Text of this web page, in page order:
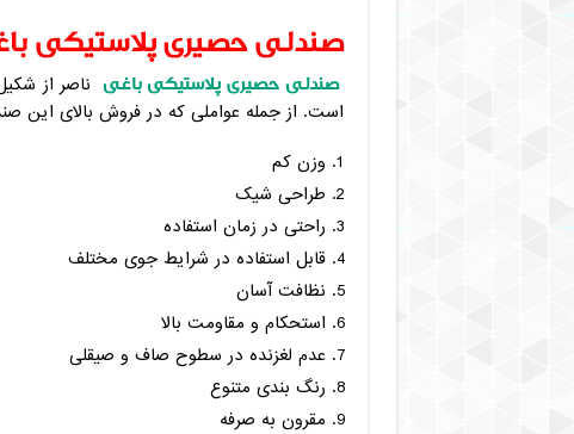
صندلی حصیری پلاستیکی
صندلی حصیری پلاستیکی باغی ناصر از
است. از جمله عواملی که در فروش بالای این
وزن کم
طراحی شیک
راحتی در زمان استفاده
قابل استفاده در شرایط جوی مختلف
نظافت آسان
استحکام و مقاومت بالا
عدم لغزنده در سطوح صاف و صیقلی
رنگ بندی متنوع
مقرون به صرفه